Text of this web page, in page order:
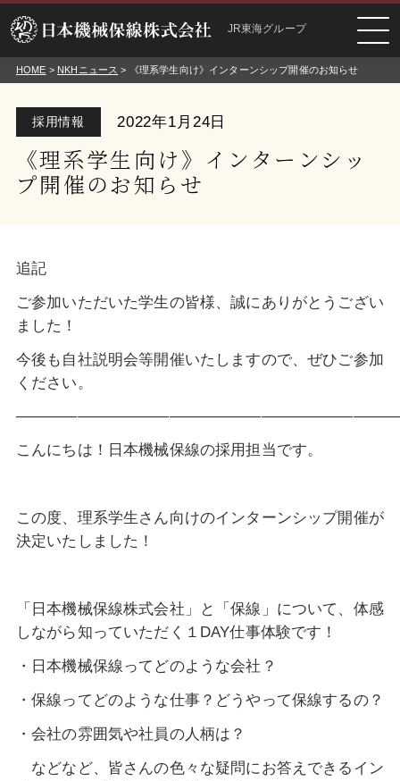
JR東海グループ
HOME > NKHニュース > 《理系学生向け》インターンシップ開催のお知らせ
採用情報 2022年1月24日
《理系学生向け》インターンシッ
プ開催のお知らせ
追記
ご参加いただいた学生の皆様、誠にありがとうござい
ました！
今後も自社説明会等開催いたしますので、ぜひご参加
ください。
こんにちは！日本機械保線の採用担当です。
この度、理系学生さん向けのインターンシップ開催が
決定いたしました！
「日本機械保線株式会社」と「保線」について、体感
しながら知っていただく１DAY仕事体験です！
・日本機械保線ってどのような会社？
・保線ってどのような仕事？どうやって保線するの？
・会社の雰囲気や社員の人柄は？
などなど、皆さんの色々な疑問にお答えできるイン